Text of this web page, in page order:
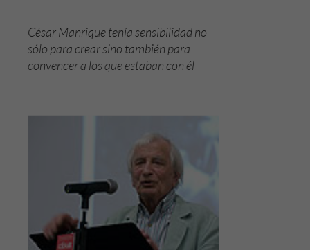
César Manrique tenía sensibilidad no
sólo para crear sino también para
convencer a los que estaban con él
visita. Si
cookies,
algunas